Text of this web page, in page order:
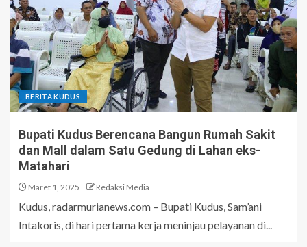
BERITA KUDUS
Bupati Kudus Berencana Bangun Rumah Sakit
dan Mall dalam Satu Gedung di Lahan eks-
Matahari
Maret 1, 2025 Redaksi Media
Kudus, radarmurianews.com – Bupati Kudus, Sam’ani
Intakoris, di hari pertama kerja meninjau pelayanan di...